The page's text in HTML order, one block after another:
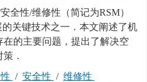
全性/维修性（简记为RSM）
关键技术之一．本文阐述了机
的主要问题，提出了解决空
．
/ 安全性 / 维修性